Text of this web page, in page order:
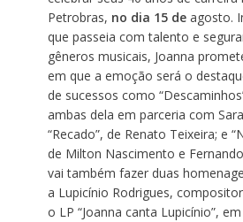
Petrobras, no dia 15 deagosto.
que passeia com talento e
gêneros musicais, Joanna
em que a emoção será o
de sucessos como
ambas dela em parceria com
“Recado”, de Renato Teixeira; e
de Milton Nascimento e
vai também fazer duas
a Lupicínio Rodrigues,
o LP “Joanna canta Lupicínio”,